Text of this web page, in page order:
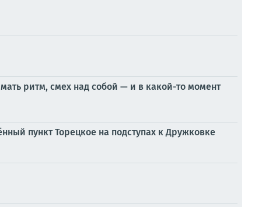
ритм, смех над собой — и в какой-то момент
пункт Торецкое на подступах к Дружковке